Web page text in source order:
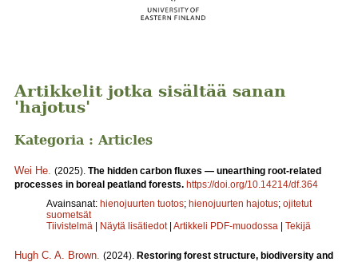
Artikkelit jotka sisältää sanan
'hajotus'
Kategoria : Articles
Wei He (2025). The hidden carbon fluxes — unearthing root-related
processes in boreal peatland forests. https://doi.org/10.14214/df.364
Avainsanat: hienojuurten tuotos; hienojuurten hajotus; ojitetut
suometsät
Tiivistelmä | Näytä lisätiedot | Artikkeli PDF-muodossa | Tekijä
Hugh C. A. Brown (2024). Restoring forest structure, biodiversity and